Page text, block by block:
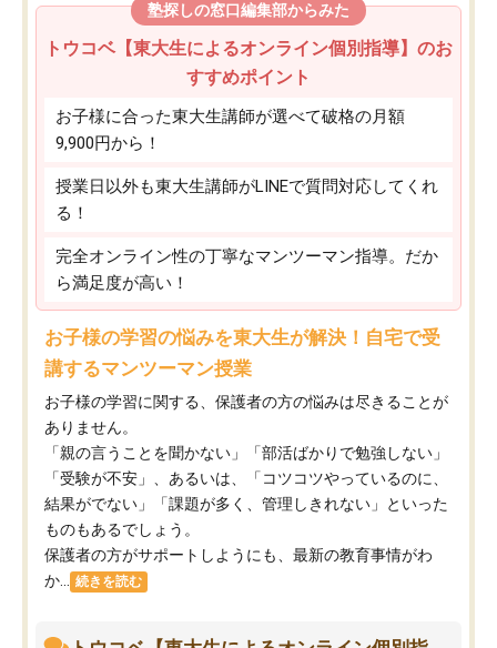
塾探しの窓口編集部からみた
トウコベ【東大生によるオンライン個別指導】のお
すすめポイント
お子様に合った東大生講師が選べて破格の月額
9,900円から！
授業日以外も東大生講師がLINEで質問対応してくれ
る！
完全オンライン性の丁寧なマンツーマン指導。だか
ら満足度が高い！
お子様の学習の悩みを東大生が解決！自宅で受
講するマンツーマン授業
お子様の学習に関する、保護者の方の悩みは尽きることが
ありません。
「親の言うことを聞かない」「部活ばかりで勉強しない」
「受験が不安」、あるいは、「コツコツやっているのに、
結果がでない」「課題が多く、管理しきれない」といった
ものもあるでしょう。
保護者の方がサポートしようにも、最新の教育事情がわ
か...
続きを読む